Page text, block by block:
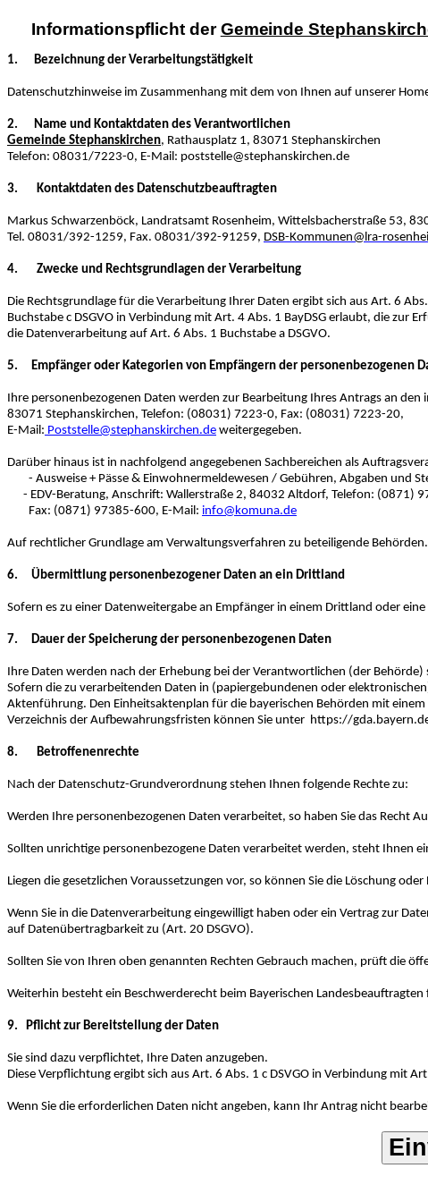
Informationspflicht derGemeinde
1. Bezeichnung der Verarbeitungstätigkeit
Datenschutzhinweise im Zusammenhang mit dem von Ihnen auf unserer
2. Name und Kontaktdaten des Verantwortlichen
Gemeinde Stephanskirchen, Rathausplatz 1, 83071 Stephanskirchen
Telefon: 08031/7223-0, E-Mail: poststelle@stephanskirchen.de
3. Kontaktdaten des Datenschutzbeauftragten
Markus Schwarzenböck, Landratsamt Rosenheim, Wittelsbacherstraße 53,
Tel. 08031/392-1259, Fax. 08031/392-91259, DSB-Kommunen@lra-
4. Zwecke und Rechtsgrundlagen der Verarbeitung
Die Rechtsgrundlage für die Verarbeitung Ihrer Daten ergibt sich aus Art. 6
Buchstabe c DSGVO in Verbindung mit Art. 4 Abs. 1 BayDSG erlaubt, die zur
die Datenverarbeitung auf Art. 6 Abs. 1 Buchstabe a DSGVO.
5. Empfänger oder Kategorien von Empfängern der personenbezogenen
Ihre personenbezogenen Daten werden zur Bearbeitung Ihres Antrags an
83071 Stephanskirchen, Telefon: (08031) 7223-0, Fax: (08031) 7223-20,
E-Mail: Poststelle@stephanskirchen.de weitergegeben.
Darüber hinaus ist in nachfolgend angegebenen Sachbereichen als
- Ausweise + Pässe & Einwohnermeldewesen / Gebühren, Abgaben und
- EDV-Beratung, Anschrift: Wallerstraße 2, 84032 Altdorf, Telefon: (0871)
Fax: (0871) 97385-600, E-Mail: info@komuna.de
Auf rechtlicher Grundlage am Verwaltungsverfahren zu beteiligende
6. Übermittlung personenbezogener Daten an ein Drittland
Sofern es zu einer Datenweitergabe an Empfänger in einem Drittland oder
7. Dauer der Speicherung der personenbezogenen Daten
Ihre Daten werden nach der Erhebung bei der Verantwortlichen (der
Sofern die zu verarbeitenden Daten in (papiergebundenen oder
Aktenführung. Den Einheitsaktenplan für die bayerischen Behörden mit einem
Verzeichnis der Aufbewahrungsfristen können Sie unter https://
8. Betroffenenrechte
Nach der Datenschutz-Grundverordnung stehen Ihnen folgende Rechte zu:
Werden Ihre personenbezogenen Daten verarbeitet, so haben Sie das Recht
Sollten unrichtige personenbezogene Daten verarbeitet werden, steht Ihnen
Liegen die gesetzlichen Voraussetzungen vor, so können Sie die Löschung
Wenn Sie in die Datenverarbeitung eingewilligt haben oder ein Vertrag zur
auf Datenübertragbarkeit zu (Art. 20 DSGVO).
Sollten Sie von Ihren oben genannten Rechten Gebrauch machen, prüft die
Weiterhin besteht ein Beschwerderecht beim Bayerischen
9. Pflicht zur Bereitstellung der Daten
Sie sind dazu verpflichtet, Ihre Daten anzugeben.
Diese Verpflichtung ergibt sich aus Art. 6 Abs. 1 c DSVGO in Verbindung mit
Wenn Sie die erforderlichen Daten nicht angeben, kann Ihr Antrag nicht